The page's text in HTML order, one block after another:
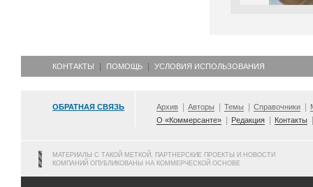
КОНТАКТЫ ПОМОЩЬ УСЛОВИЯ ИСПОЛЬЗОВАНИЯ
ОБРАТНАЯ СВЯЗЬ Архив Авторы Темы Справочники
О «Коммерсанте»
Редакция Контакты
МАТЕРИАЛЫ С ТАКОЙ МЕТКОЙ, ПАРТНЕРСКИЕ ПРОЕКТЫ И НОВОСТИ
КОМПАНИЙ ОПУБЛИКОВАНЫ НА КОММЕРЧЕСКОЙ ОСНОВЕ